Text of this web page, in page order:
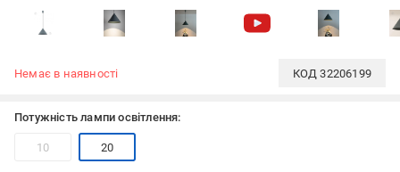
Немає в наявності КОД32206199
Потужність лампи освітлення:
10 20